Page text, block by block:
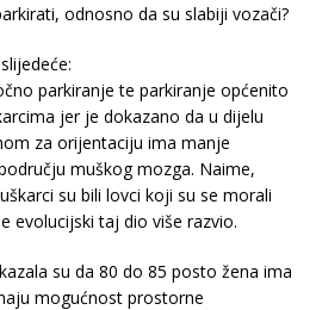
odnosno da su slabiji vozači?
parkiranje te parkiranje općenito
jer je dokazano da u dijelu
za orijentaciju ima manje
muškog mozga. Naime,
su bili lovci koji su se morali
evolucijski taj dio više razvio.
su da 80 do 85 posto žena ima
mogućnost prostorne